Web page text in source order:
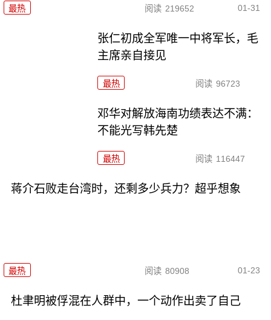
最热 阅读 219652 01-31
张仁初成全军唯一中将军长，毛
主席亲自接见
最热 阅读 96723
邓华对解放海南功绩表达不满：
不能光写韩先楚
最热 阅读 116447
蒋介石败走台湾时，还剩多少兵力？超乎想象
最热 阅读 80908 01-23
杜聿明被俘混在人群中，一个动作出卖了自己